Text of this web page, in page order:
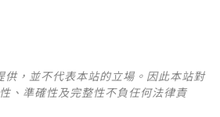
供，並不代表本站的立場。因此本站對
、準確性及完整性不負任何法律責